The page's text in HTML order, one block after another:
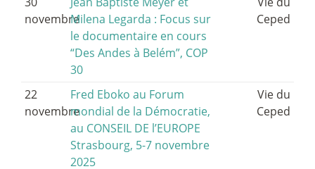
novembreMilena Legarda : Focus sur
le documentaire en cours
“Des Andes à Belém”, COP
30
Ceped
22
novembre
Fred Eboko au Forum
mondial de la Démocratie,
au CONSEIL DE l’EUROPE
Strasbourg, 5-7 novembre
2025
Vie du
Ceped